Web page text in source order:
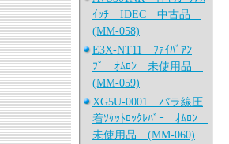
ｲｯﾁ IDEC 中古品
(MM-058)
E3X-NT11 ﾌｧｲﾊﾞｱﾝ
ﾌﾟ ｵﾑﾛﾝ 未使用品
(MM-059)
XG5U-0001 バラ線圧
着ｿｹｯﾄﾛｯｸﾚﾊﾞｰ ｵﾑﾛﾝ
未使用品 (MM-060)